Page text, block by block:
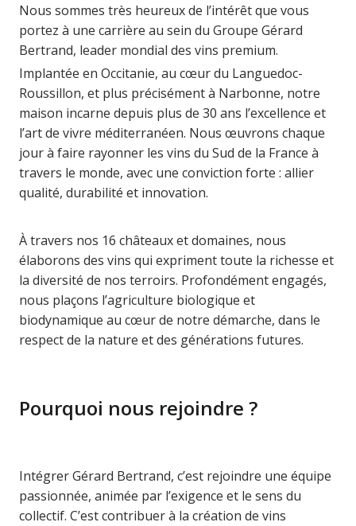
Nous sommes très heureux de l’intérêt que vous
portez à une carrière au sein du Groupe Gérard
Bertrand, leader mondial des vins premium.
Implantée en Occitanie, au cœur du Languedoc-
Roussillon, et plus précisément à Narbonne, notre
maison incarne depuis plus de 30 ans l’excellence et
l’art de vivre méditerranéen. Nous œuvrons chaque
jour à faire rayonner les vins du Sud de la France à
travers le monde, avec une conviction forte : allier
qualité, durabilité et innovation.
À travers nos 16 châteaux et domaines, nous
élaborons des vins qui expriment toute la richesse et
la diversité de nos terroirs. Profondément engagés,
nous plaçons l’agriculture biologique et
biodynamique au cœur de notre démarche, dans le
respect de la nature et des générations futures.
Pourquoi nous rejoindre ?
Intégrer Gérard Bertrand, c’est rejoindre une équipe
passionnée, animée par l’exigence et le sens du
collectif. C’est contribuer à la création de vins